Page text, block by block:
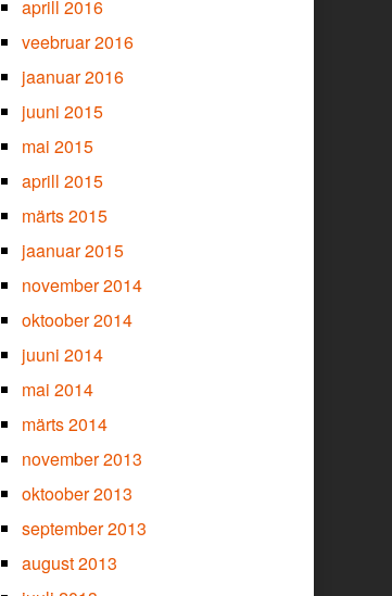
aprill 2016
veebruar 2016
jaanuar 2016
juuni 2015
mai 2015
aprill 2015
märts 2015
jaanuar 2015
november 2014
oktoober 2014
juuni 2014
mai 2014
märts 2014
november 2013
oktoober 2013
september 2013
august 2013